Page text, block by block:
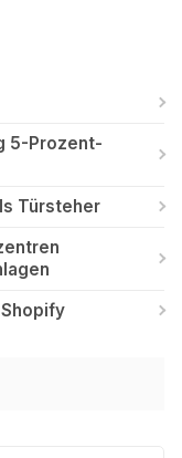
5-Prozent-
Türsteher